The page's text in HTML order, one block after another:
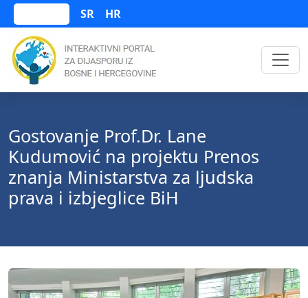
SR HR
Gostovanje Prof.Dr. Lane
Kudumović na projektu Prenos
znanja Ministarstva za ljudska
prava i izbjeglice BiH